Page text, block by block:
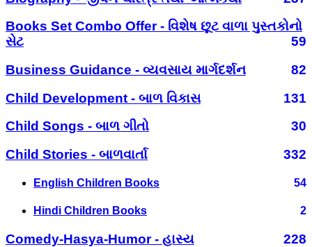
Books Set Combo Offer - વિશેષ છૂટ વાળા પુસ્તકોનો
સેટ
59
Business Guidance - વ્યવસાય માર્ગદર્શન
82
Child Development - બાળ વિકાસ
131
Child Songs - બાળ ગીતો
30
Child Stories - બાળવાર્તા
332
English Children Books 54
Hindi Children Books 2
Comedy-Hasya-Humor - હાસ્ય
228